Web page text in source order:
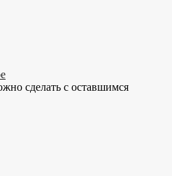
сделать с оставшимся